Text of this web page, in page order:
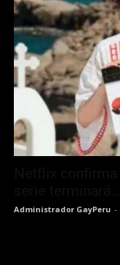
Administrador GayPeru -